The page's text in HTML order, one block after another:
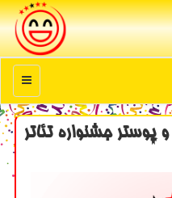
منو
جشنواره تئاتر